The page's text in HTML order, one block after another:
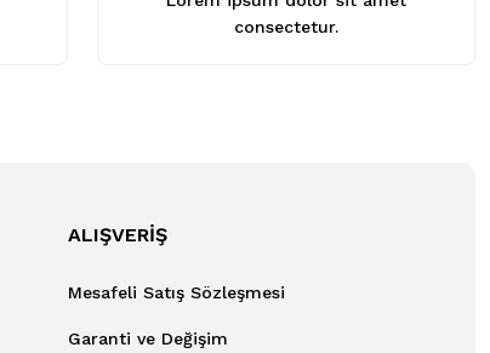
consectetur.
ALIŞVERİŞ
Mesafeli Satış Sözleşmesi
Garanti ve Değişim